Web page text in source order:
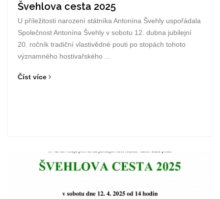
Švehlova cesta 2025
U příležitosti narození státníka Antonína Švehly uspořádala
Společnost Antonína Švehly v sobotu 12. dubna jubilejní
20. ročník tradiční vlastivědné pouti po stopách tohoto
významného hostivařského ...
Číst více